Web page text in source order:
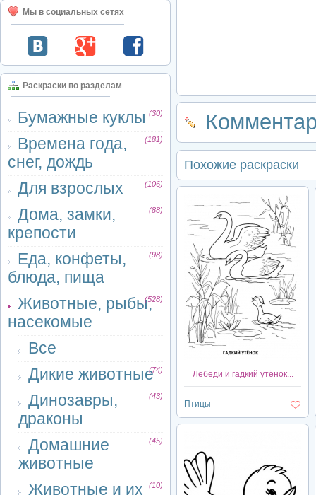
Мы в социальных сетях
Раскраски по разделам
Бумажные куклы (30)
Времена года,
снег, дождь
(181)
Для взрослых (106)
Дома, замки,
крепости
(88)
Еда, конфеты,
блюда, пища
(98)
Животные, рыбы,
насекомые
(528)
Все
Дикие животные(74)
Динозавры,
драконы
(43)
Домашние
животные
(45)
Животные и их
(10)
Похожие раскраски
Лебеди и гадкий утёнок...
Птицы